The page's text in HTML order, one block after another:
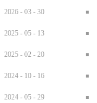
2026 - 03 - 30
2025 - 05 - 13
2025 - 02 - 20
2024 - 10 - 16
2024 - 05 - 29